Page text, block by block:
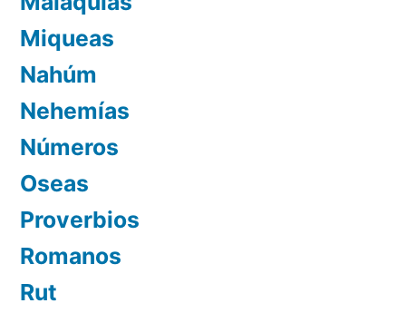
Miqueas
Nahúm
Nehemías
Números
Oseas
Proverbios
Romanos
Rut